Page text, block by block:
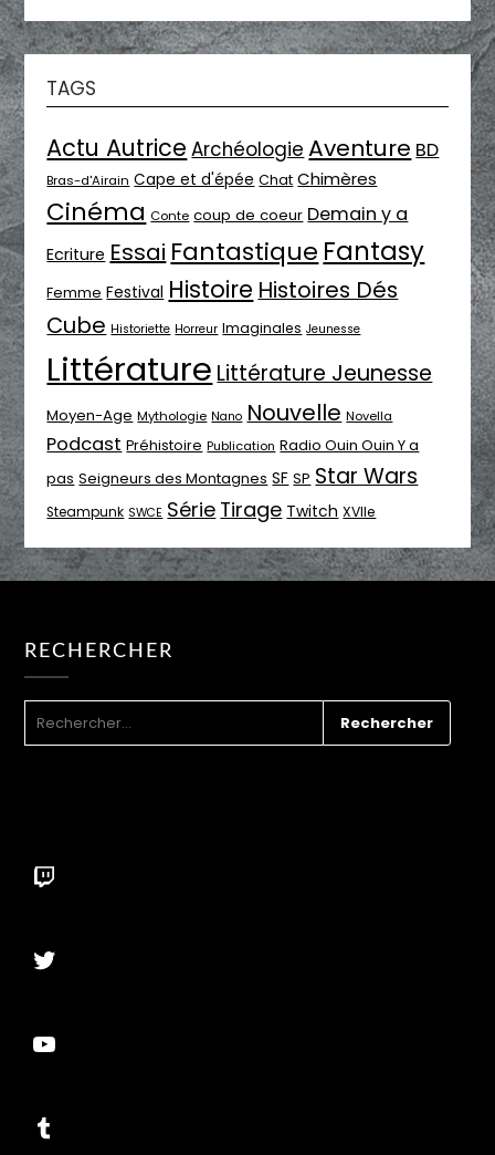
TAGS
Actu Autrice Archéologie Aventure BD
Bras-d'Airain Cape et d'épée Chat Chimères
Cinéma Conte coup de coeur Demain y a
Ecriture Essai Fantastique Fantasy
Femme Festival Histoire Histoires Dés
Cube Historiette Horreur Imaginales Jeunesse
Littérature Littérature Jeunesse
Moyen-Age Mythologie Nano Nouvelle Novella
Podcast Préhistoire Publication Radio Ouin Ouin Y a
pas Seigneurs des Montagnes SF SP Star Wars
Steampunk SWCE Série Tirage Twitch XVIIe
RECHERCHER
Twitch
Twitter
YouTube
Tumblr